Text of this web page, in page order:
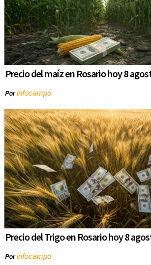
Precio del maíz en Rosario hoy 8
Porinfocampo
Precio del Trigo en Rosario hoy 8
Porinfocampo